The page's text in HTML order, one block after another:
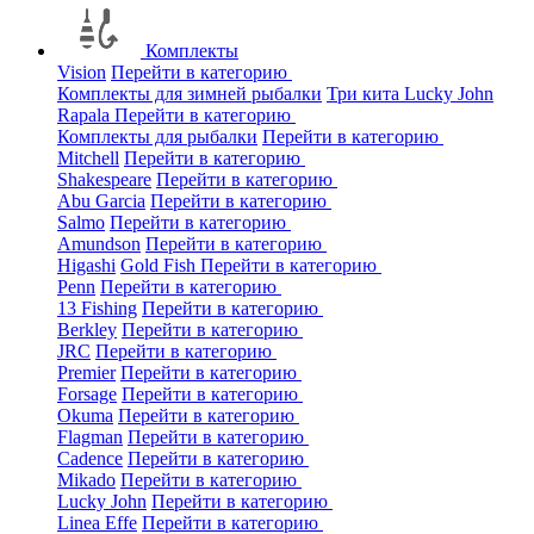
Комплекты
Vision Перейти в категорию
Комплекты для зимней рыбалки Три кита Lucky John
Rapala Перейти в категорию
Комплекты для рыбалки Перейти в категорию
Mitchell Перейти в категорию
Shakespeare Перейти в категорию
Abu Garcia Перейти в категорию
Salmo Перейти в категорию
Amundson Перейти в категорию
Higashi Gold Fish Перейти в категорию
Penn Перейти в категорию
13 Fishing Перейти в категорию
Berkley Перейти в категорию
JRC Перейти в категорию
Premier Перейти в категорию
Forsage Перейти в категорию
Okuma Перейти в категорию
Flagman Перейти в категорию
Cadence Перейти в категорию
Mikado Перейти в категорию
Lucky John Перейти в категорию
Linea Effe Перейти в категорию